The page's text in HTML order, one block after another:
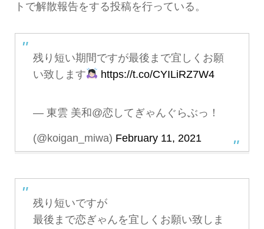
トで解散報告をする投稿を行っている。
残り短い期間ですが最後まで宜しくお願
い致します
https://t.co/CYILiRZ7W4
— 東雲 美和@恋してぎゃんぐらぶっ！
(@koigan_miwa) February 11, 2021
残り短いですが
最後まで恋ぎゃんを宜しくお願い致しま